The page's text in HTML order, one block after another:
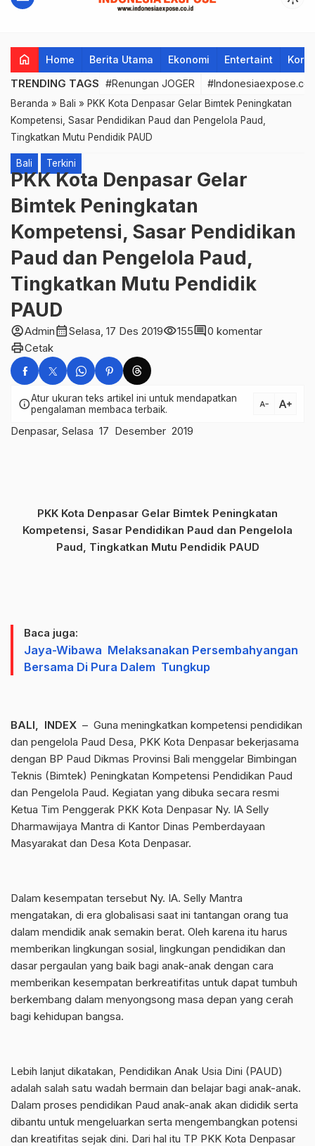
home Home Berita Utama Ekonomi Entertaint
TRENDING TAGS #Renungan JOGER
Beranda » Bali » PKK Kota Denpasar Gelar Bimtek Peningkatan
Kompetensi, Sasar Pendidikan Paud dan Pengelola Paud,
Tingkatkan Mutu Pendidik PAUD
Bali Terkini
PKK Kota Denpasar Gelar
Bimtek Peningkatan
Kompetensi, Sasar Pendidikan
Paud dan Pengelola Paud,
Tingkatkan Mutu Pendidik
PAUD
account_circleAdmincalendar_monthSelasa, 17 Des 2019visibility155comment0 komentar
printCetak
infoAtur ukuran teks artikel ini untuk mendapatkan
pengalaman membaca terbaik.
text_decrease text_increase
Denpasar, Selasa 17 Desember 2019
PKK Kota Denpasar Gelar Bimtek Peningkatan
Kompetensi, Sasar Pendidikan Paud dan Pengelola
Paud, Tingkatkan Mutu Pendidik PAUD
Baca juga:
Jaya-Wibawa Melaksanakan Persembahyangan
Bersama Di Pura Dalem Tungkup
BALI, INDEX – Guna meningkatkan kompetensi pendidikan
dan pengelola Paud Desa, PKK Kota Denpasar bekerjasama
dengan BP Paud Dikmas Provinsi Bali menggelar Bimbingan
Teknis (Bimtek) Peningkatan Kompetensi Pendidikan Paud
dan Pengelola Paud. Kegiatan yang dibuka secara resmi
Ketua Tim Penggerak PKK Kota Denpasar Ny. IA Selly
Dharmawijaya Mantra di Kantor Dinas Pemberdayaan
Masyarakat dan Desa Kota Denpasar.
Dalam kesempatan tersebut Ny. IA. Selly Mantra
mengatakan, di era globalisasi saat ini tantangan orang tua
dalam mendidik anak semakin berat. Oleh karena itu harus
memberikan lingkungan sosial, lingkungan pendidikan dan
dasar pergaulan yang baik bagi anak-anak dengan cara
memberikan kesempatan berkreatifitas untuk dapat tumbuh
berkembang dalam menyongsong masa depan yang cerah
bagi kehidupan bangsa.
Lebih lanjut dikatakan, Pendidikan Anak Usia Dini (PAUD)
adalah salah satu wadah bermain dan belajar bagi anak-anak.
Dalam proses pendidikan Paud anak-anak akan dididik serta
dibantu untuk mengeluarkan serta mengembangkan potensi
dan kreatifitas sejak dini. Dari hal itu TP PKK Kota Denpasar